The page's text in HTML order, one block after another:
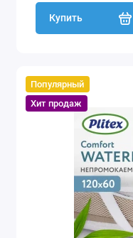
Купить
Популярный
Хит продаж